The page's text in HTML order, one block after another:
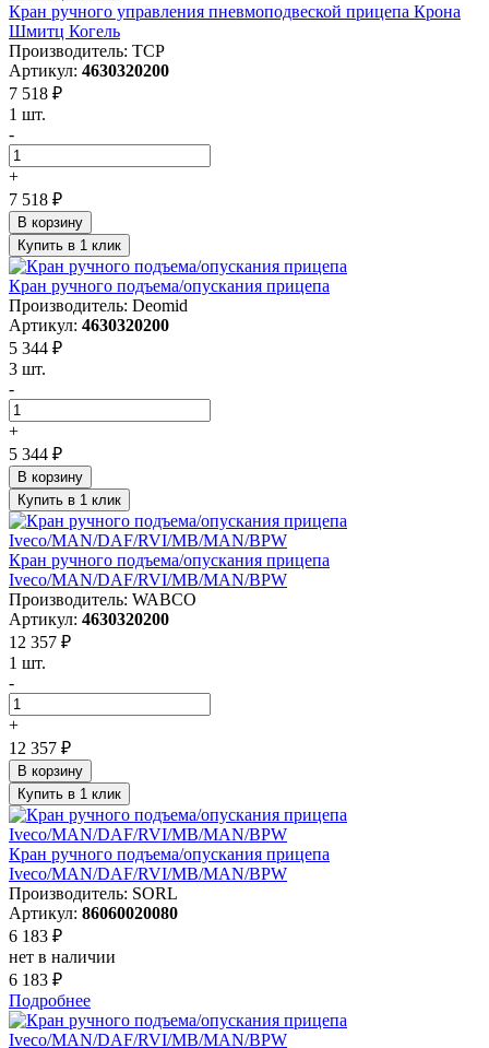
Кран ручного управления пневмоподвеской прицепа Крона
Шмитц Когель
Производитель: ТСР
Артикул: 4630320200
7 518 ₽
1 шт.
-
+
7 518 ₽
В корзину
Купить в 1 клик
Кран ручного подъема/опускания прицепа
Производитель: Deomid
Артикул: 4630320200
5 344 ₽
3 шт.
-
+
5 344 ₽
В корзину
Купить в 1 клик
Кран ручного подъема/опускания прицепа
Iveco/MAN/DAF/RVI/MB/MAN/BPW
Производитель: WABCO
Артикул: 4630320200
12 357 ₽
1 шт.
-
+
12 357 ₽
В корзину
Купить в 1 клик
Кран ручного подъема/опускания прицепа
Iveco/MAN/DAF/RVI/MB/MAN/BPW
Производитель: SORL
Артикул: 86060020080
6 183 ₽
нет в наличии
6 183 ₽
Подробнее